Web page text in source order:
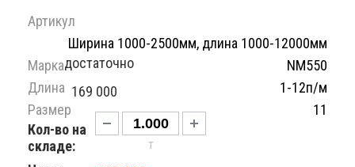
Артикул
Ширина 1000-2500мм, длина 1000-12000мм
Марка
NM550
Длина
1-12п/м
Размер
11
Кол-во на
складе:
достаточно
169 000
т